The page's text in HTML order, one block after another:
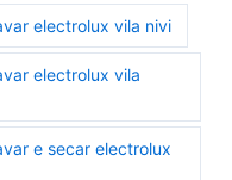
electrolux vila nivi
electrolux vila
e secar electrolux